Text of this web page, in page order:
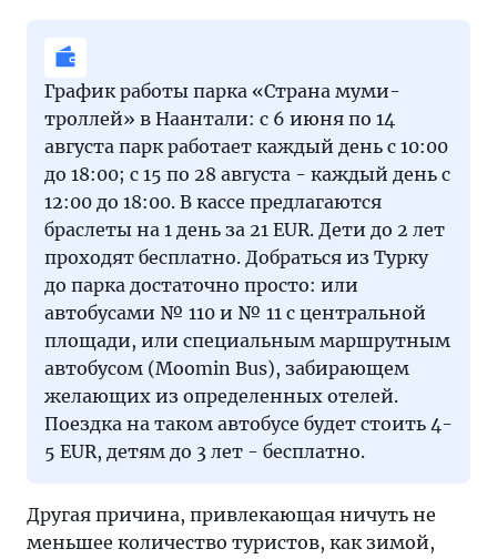
График работы парка «Страна муми-
троллей» в Наантали: с 6 июня по 14
августа парк работает каждый день с 10:00
до 18:00; с 15 по 28 августа - каждый день с
12:00 до 18:00. В кассе предлагаются
браслеты на 1 день за 21 EUR. Дети до 2 лет
проходят бесплатно. Добраться из Турку
до парка достаточно просто: или
автобусами № 110 и № 11 с центральной
площади, или специальным маршрутным
автобусом (Moomin Bus), забирающем
желающих из определенных отелей.
Поездка на таком автобусе будет стоить 4-
5 EUR, детям до 3 лет - бесплатно.
Другая причина, привлекающая ничуть не
меньшее количество туристов, как зимой,